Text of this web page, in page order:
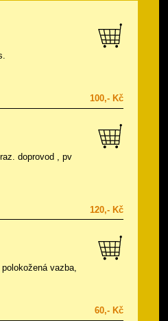
100,- Kč
doprovod , pv
120,- Kč
vazba,
60,- Kč